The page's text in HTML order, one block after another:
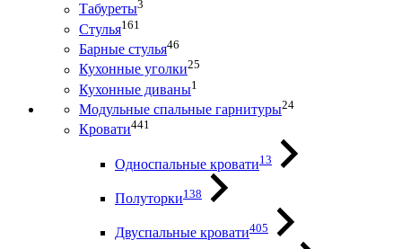
Табуреты3
Стулья161
Барные стулья46
Кухонные уголки25
Кухонные диваны1
Модульные спальные гарнитуры24
Кровати441
Односпальные кровати13
Полуторки138
Двуспальные кровати405